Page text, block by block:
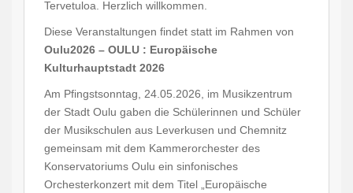
Tervetuloa. Herzlich willkommen.
Diese Veranstaltungen findet statt im Rahmen von
Oulu2026 – OULU : Europäische
Kulturhauptstadt 2026
Am Pfingstsonntag, 24.05.2026, im Musikzentrum
der Stadt Oulu gaben die Schülerinnen und Schüler
der Musikschulen aus Leverkusen und Chemnitz
gemeinsam mit dem Kammerorchester des
Konservatoriums Oulu ein sinfonisches
Orchesterkonzert mit dem Titel „Europäische